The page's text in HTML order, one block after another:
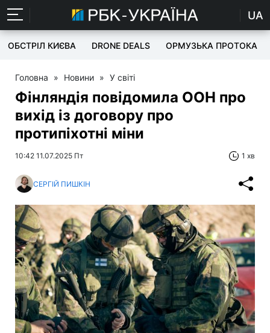
UA
ОБСТРІЛ КИЄВА DRONE DEALS ОРМУЗЬКА ПРОТОКА
Головна » Новини » У світі
Фінляндія повідомила ООН про
вихід із договору про
протипіхотні міни
10:42 11.07.2025 Пт 1 хв
СЕРГІЙ ПИШКІН